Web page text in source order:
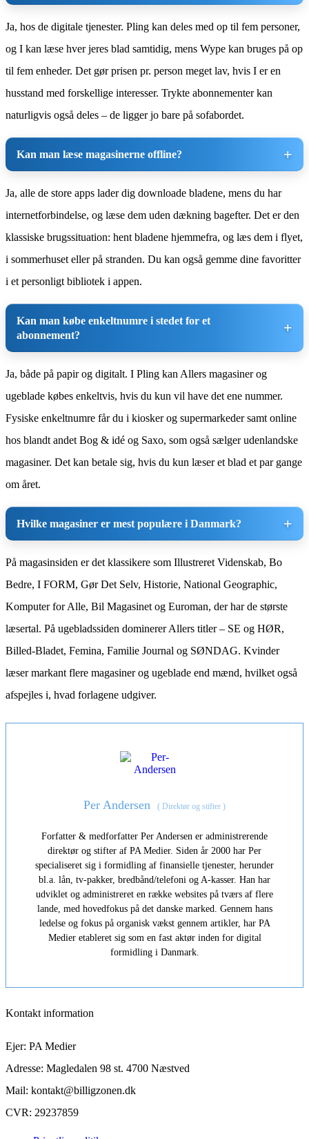
Ja, hos de digitale tjenester. Pling kan deles med op til fem personer,
og I kan læse hver jeres blad samtidig, mens Wype kan bruges på op
til fem enheder. Det gør prisen pr. person meget lav, hvis I er en
husstand med forskellige interesser. Trykte abonnementer kan
naturligvis også deles – de ligger jo bare på sofabordet.
Kan man læse magasinerne offline?
Ja, alle de store apps lader dig downloade bladene, mens du har
internetforbindelse, og læse dem uden dækning bagefter. Det er den
klassiske brugssituation: hent bladene hjemmefra, og læs dem i flyet,
i sommerhuset eller på stranden. Du kan også gemme dine favoritter
i et personligt bibliotek i appen.
Kan man købe enkeltnumre i stedet for et
abonnement?
Ja, både på papir og digitalt. I Pling kan Allers magasiner og
ugeblade købes enkeltvis, hvis du kun vil have det ene nummer.
Fysiske enkeltnumre får du i kiosker og supermarkeder samt online
hos blandt andet Bog & idé og Saxo, som også sælger udenlandske
magasiner. Det kan betale sig, hvis du kun læser et blad et par gange
om året.
Hvilke magasiner er mest populære i Danmark?
På magasinsiden er det klassikere som Illustreret Videnskab, Bo
Bedre, I FORM, Gør Det Selv, Historie, National Geographic,
Komputer for Alle, Bil Magasinet og Euroman, der har de største
læsertal. På ugebladssiden dominerer Allers titler – SE og HØR,
Billed-Bladet, Femina, Familie Journal og SØNDAG. Kvinder
læser markant flere magasiner og ugeblade end mænd, hvilket også
afspejles i, hvad forlagene udgiver.
Per Andersen ( Direktør og stifter )
Forfatter & medforfatter Per Andersen er administrerende
direktør og stifter af PA Medier. Siden år 2000 har Per
specialiseret sig i formidling af finansielle tjenester, herunder
bl.a. lån, tv-pakker, bredbånd/telefoni og A-kasser. Han har
udviklet og administreret en række websites på tværs af flere
lande, med hovedfokus på det danske marked. Gennem hans
ledelse og fokus på organisk vækst gennem artikler, har PA
Medier etableret sig som en fast aktør inden for digital
formidling i Danmark.
Kontakt information
Ejer: PA Medier
Adresse: Magledalen 98 st. 4700 Næstved
Mail: kontakt@billigzonen.dk
CVR: 29237859